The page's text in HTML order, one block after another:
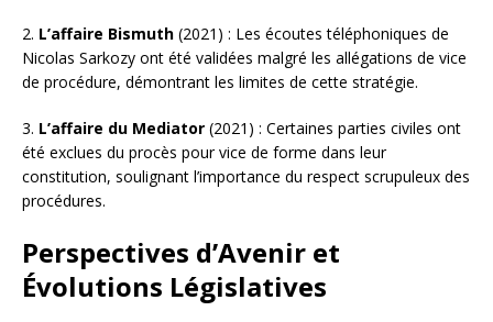
2. L’affaire Bismuth (2021) : Les écoutes téléphoniques de
Nicolas Sarkozy ont été validées malgré les allégations de vice
de procédure, démontrant les limites de cette stratégie.
3. L’affaire du Mediator (2021) : Certaines parties civiles ont
été exclues du procès pour vice de forme dans leur
constitution, soulignant l’importance du respect scrupuleux des
procédures.
Perspectives d’Avenir et
Évolutions Législatives